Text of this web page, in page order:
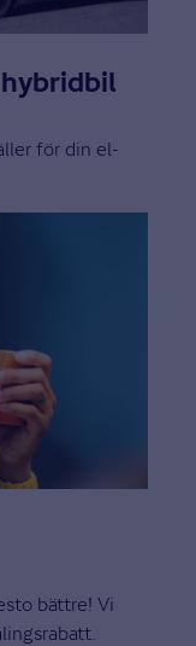
för din el-
bättre! Vi